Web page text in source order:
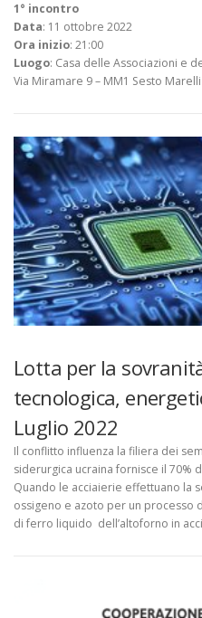
1° incontro
Data: 11 ottobre 2022
Ora inizio: 21:00
Luogo: Casa delle Associazioni e
Via Miramare 9 – MM1 Sesto Marelli
Lotta per la
tecnologica,
Luglio 2022
Il conflitto influenza la filiera dei
siderurgica ucraina fornisce il 70%
Quando le acciaierie effettuano la
ossigeno e azoto per un processo
di ferro liquido dell’altoforno in